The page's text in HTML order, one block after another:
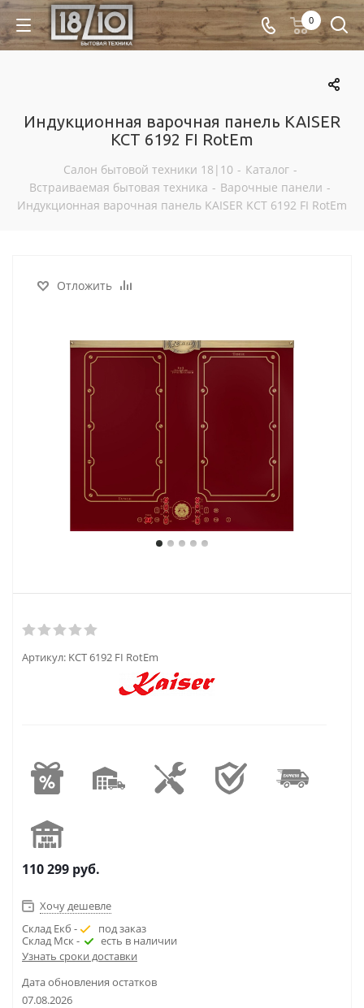
0
Индукционная варочная панель KAISER
KCT 6192 FI RotEm
Салон бытовой техники 18|10 - Каталог -
Встраиваемая бытовая техника - Варочные панели -
Индукционная варочная панель KAISER KCT 6192 FI RotEm
Отложить
Артикул: KCT 6192 FI RotEm
110 299 руб.
Хочу дешевле
Склад Екб -
под заказ
Склад Мск -
есть в наличии
Узнать сроки доставки
Дата обновления остатков
07.08.2026